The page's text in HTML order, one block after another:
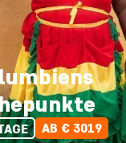
AB € 3019